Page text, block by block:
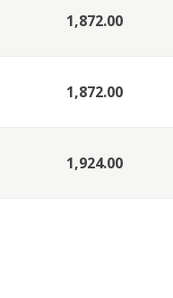
1,872.00
1,872.00
1,924.00